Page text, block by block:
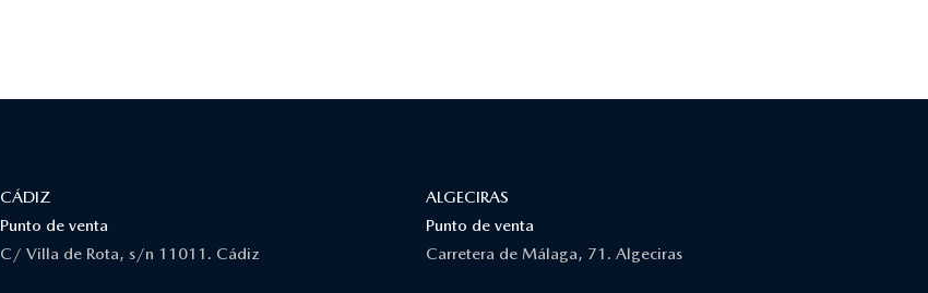
CÁDIZ
Punto de venta
C/ Villa de Rota, s/n 11011. Cádiz
ALGECIRAS
Punto de venta
Carretera de Málaga, 71. Algeciras